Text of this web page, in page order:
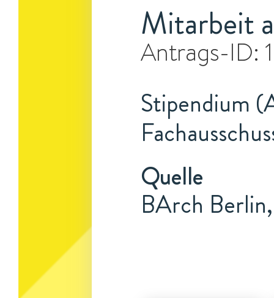
Mitarbeit
Antrags-ID:
Stipendium
Quelle
BArch